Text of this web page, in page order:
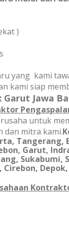
)
yang kami
kami siap
Garut Jawa
untuk
dan mitra kami.
Tangerang,
Garut,
Sukabumi,